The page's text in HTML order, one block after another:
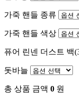
가죽 핸들 종류
가죽 핸들 색상
퓨어 린넨 더스트 백
돗바늘
총 상품 금액 0 원